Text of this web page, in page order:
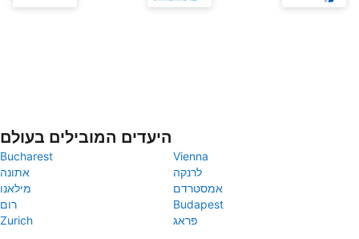
היעדים המובילים בעולם
Bucharest
Vienna
אתונה
לרנקה
מילאנו
אמסטרדם
רום
Budapest
Zurich
פראג